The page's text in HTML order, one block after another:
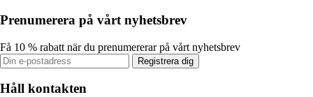
Prenumerera på vårt nyhetsbrev
Få 10 % rabatt när du prenumererar på vårt nyhetsbrev
Registrera dig
Håll kontakten